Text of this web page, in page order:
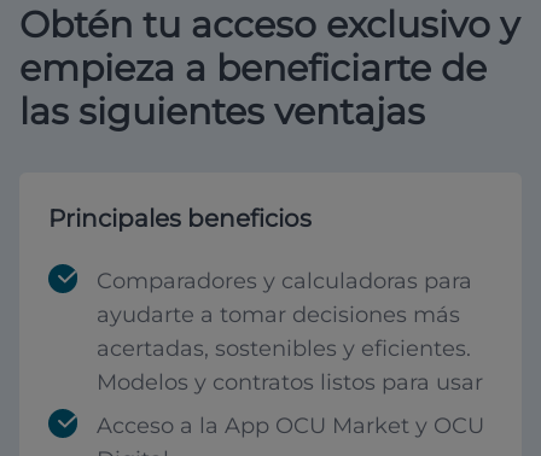
Obtén tu acceso exclusivo y
empieza a beneficiarte de
las siguientes ventajas
Principales beneficios
Comparadores y calculadoras para
ayudarte a tomar decisiones más
acertadas, sostenibles y eficientes.
Modelos y contratos listos para usar
Acceso a la App OCU Market y OCU